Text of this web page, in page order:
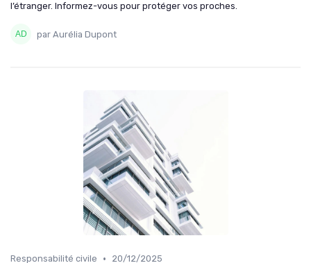
l’étranger. Informez-vous pour protéger vos proches.
par Aurélia Dupont
Responsabilité civile • 20/12/2025